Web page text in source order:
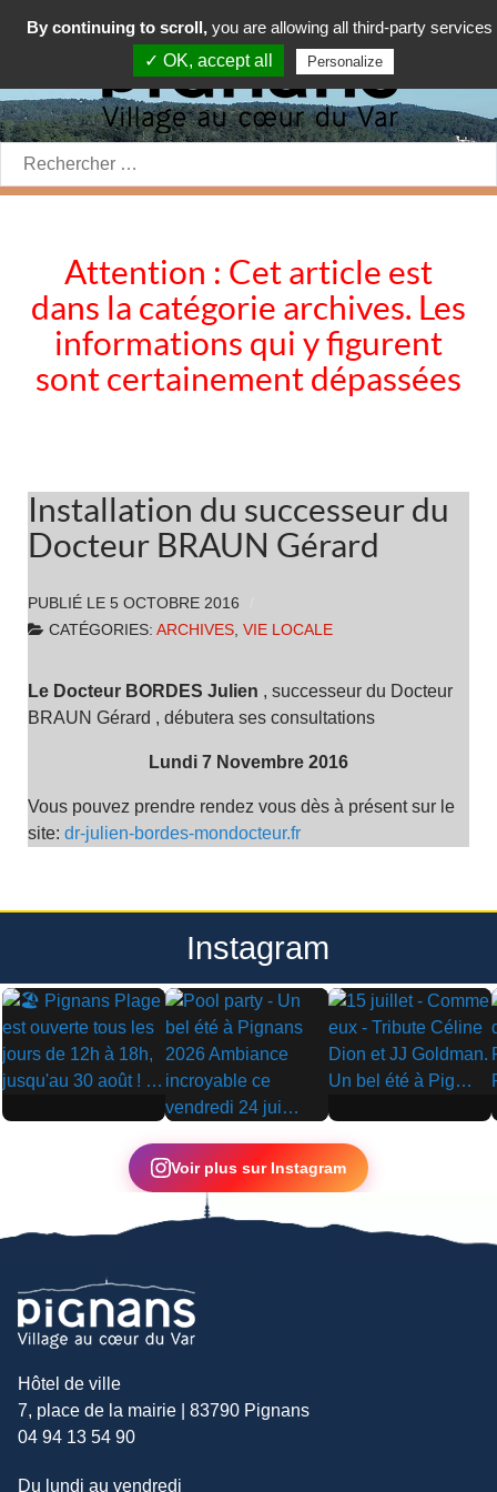
Rechercher:
Attention : Cet article est
dans la catégorie archives. Les
informations qui y figurent
sont certainement dépassées
Installation du successeur du
Docteur BRAUN Gérard
PUBLIÉ LE 5 OCTOBRE 2016
CATÉGORIES: ARCHIVES, VIE LOCALE
Le Docteur BORDES Julien , successeur du Docteur
BRAUN Gérard , débutera ses consultations
Lundi 7 Novembre 2016
Vous pouvez prendre rendez vous dès à présent sur le
site: dr-julien-bordes-mondocteur.fr
Instagram
▶
▶
▶
Voir plus sur Instagram
Hôtel de ville
7, place de la mairie | 83790 Pignans
04 94 13 54 90
Du lundi au vendredi
By continuing to scroll, you are allowing all third-party services
✓ OK, accept all
Personalize